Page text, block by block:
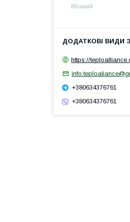
Міський
https://
+380634376761
+380634376761